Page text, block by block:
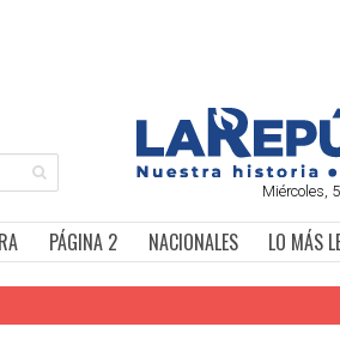
Miércoles,
PÁGINA 2 NACIONALES LO MÁS